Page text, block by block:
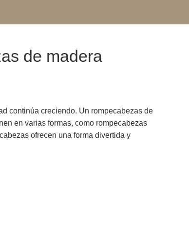
de madera
continúa creciendo. Un rompecabezas de
en varias formas, como rompecabezas
ofrecen una forma divertida y